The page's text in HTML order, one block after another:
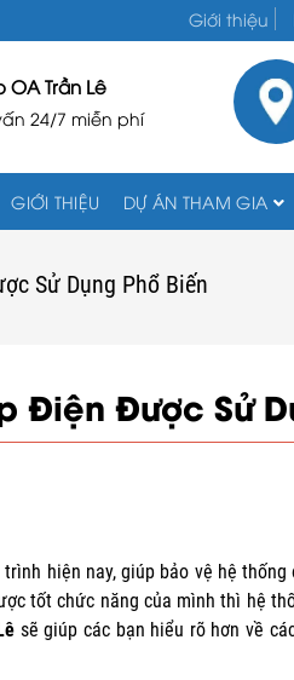
Giới thiệu
OA Trần Lê
24/7 miễn phí
GIỚI THIỆU DỰ ÁN THAM GIA
Sử Dụng Phổ Biến
Điện Được Sử
hiện nay, giúp bảo vệ hệ
tốt chức năng của mình thì hệ
sẽ giúp các bạn hiểu rõ hơn về